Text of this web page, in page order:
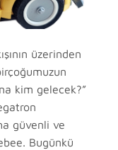
üzerinden
kim gelecek?”
güvenli ve
Bugünkü